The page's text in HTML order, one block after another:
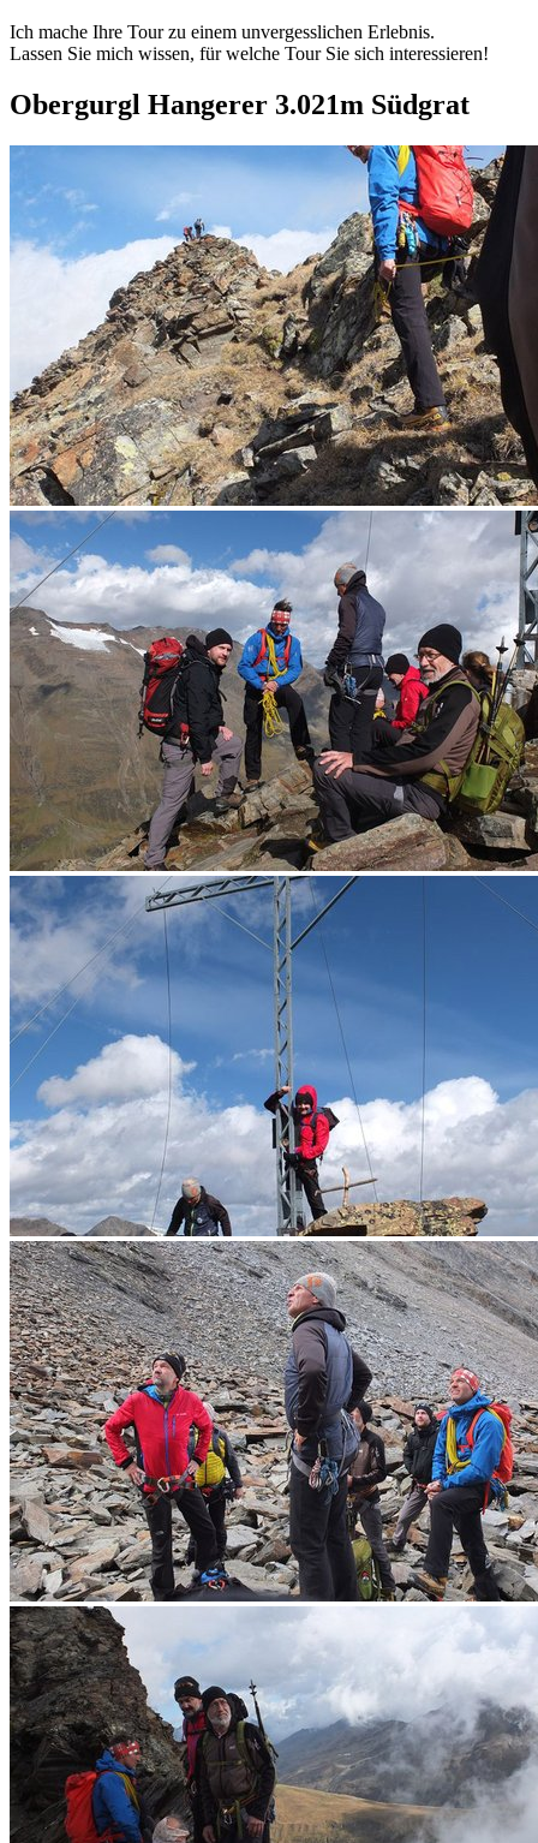
Ich mache Ihre Tour zu einem unvergesslichen Erlebnis.
Lassen Sie mich wissen, für welche Tour Sie sich interessieren!
Obergurgl Hangerer 3.021m Südgrat